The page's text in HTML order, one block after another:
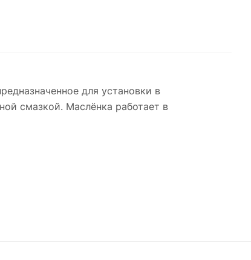
для установки в
смазкой. Маслёнка работает в